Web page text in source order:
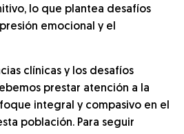
lo que plantea desafíos
emocional y el
clínicas y los desafíos
prestar atención a la
integral y compasivo en el
población. Para seguir